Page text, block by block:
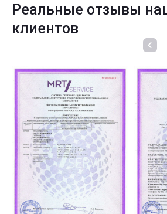
Реальные отзывы
клиентов